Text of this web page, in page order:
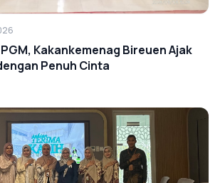
Kakankemenag Bireuen Ajak
Penuh Cinta